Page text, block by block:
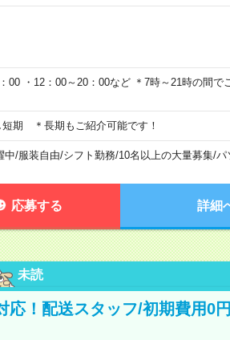
00 ・12：00～20：00など ＊7時～21時の間で
短期 ＊長期もご紹介可能です！
中/服装自由/シフト勤務/10名以上の大量募集/パ
応募する 詳細
未読
！配送スタッフ/初期費用0円